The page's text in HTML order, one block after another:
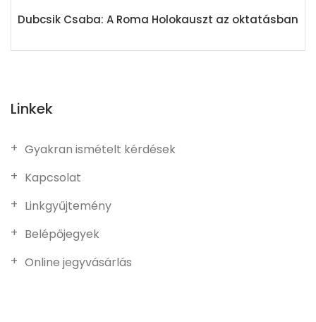
Dubcsik Csaba: A Roma Holokauszt az oktatásban
Linkek
Gyakran ismételt kérdések
Kapcsolat
Linkgyűjtemény
Belépőjegyek
Online jegyvásárlás